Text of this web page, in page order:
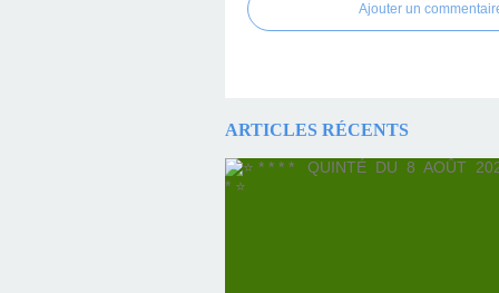
Ajouter un
ARTICLES RÉCENTS